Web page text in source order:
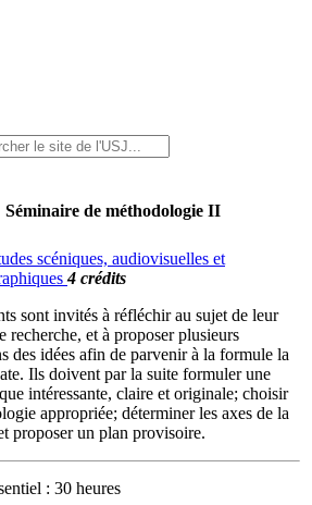
Séminaire de méthodologie II
scéniques, audiovisuelles et
4 crédits
sont invités à réfléchir au sujet de leur
recherche, et à proposer plusieurs
des idées afin de parvenir à la formule la
Ils doivent par la suite formuler une
intéressante, claire et originale; choisir
appropriée; déterminer les axes de la
proposer un plan provisoire.
: 30 heures